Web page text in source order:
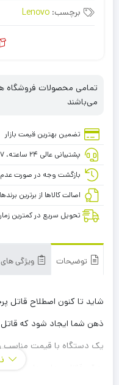
برچسب: Lenovo
می‌باشند
تضمین بهترین قیمت بازار
پشتیبانی عالی ۲۴ ساعته، ۷ روز هفته
بازگشت وجه در صورت
اصالت کالاها از برترین برندها
تحویل سریع در کمترین
توضیحات ویژگی
شاید تا کنون اصطلاح قاتل
ذهن شما ایجاد شود که
یک دستگاه با قیمت مناسب و